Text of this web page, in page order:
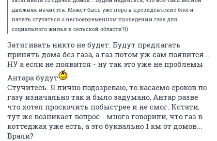
движняк начнется. Может быть уже пора в президентские блоги
начать стучаться о несвоевременном проведении газа для
социального жилья в сельской области?))
Затягивать никто не будет. Будут предлагать
принять дома без газа, а газ потом уж сам появится...
НУ а если не появится - ну так это уже не проблемы
Антара будут
Стучитесь. Я лично подозреваю, то касаемо сроков по
газу изначально так и было задумано, Антар разве
что хотел проскочить побыстрее и не смог. Кстати,
тут же возникает вопрос - много говорили, что газ в
коттеджах уже есть, а это буквально 1 км от домов...
Врали?